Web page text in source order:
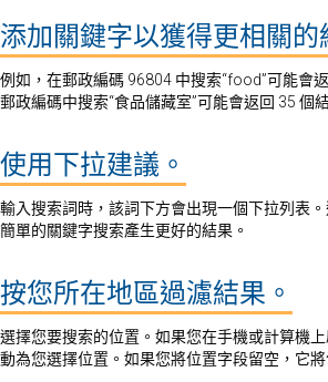
添加關鍵字以獲得更相關的
例如，在郵政編碼 96804 中搜索“food”可能會
郵政編碼中搜索“食品儲藏室”可能會返回 35 個
使用下拉建議。
輸入搜索詞時，該詞下方會出現一個下拉列表
簡單的關鍵字搜索產生更好的結果。
按您所在地區過濾結果。
選擇您要搜索的位置。如果您在手機或計算機
動為您選擇位置。如果您將位置字段留空，它將